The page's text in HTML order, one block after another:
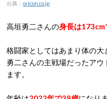
出典： oricon.co.jp
高垣勇二さんの身長は
格闘家としてはあまり体の
勇二さんの主戦場だったア
ます。